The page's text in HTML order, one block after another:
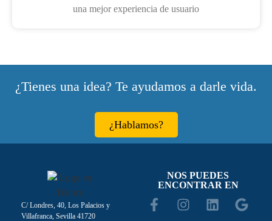
una mejor experiencia de usuario
¿Tienes una idea? Te ayudamos a darle vida.
¿Hablamos?
C/ Londres, 40, Los Palacios y
Villafranca, Sevilla 41720
NOS PUEDES
ENCONTRAR EN